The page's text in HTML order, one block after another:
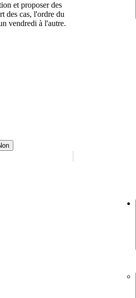
et proposer des
des cas, l'ordre du
vendredi à l'autre.